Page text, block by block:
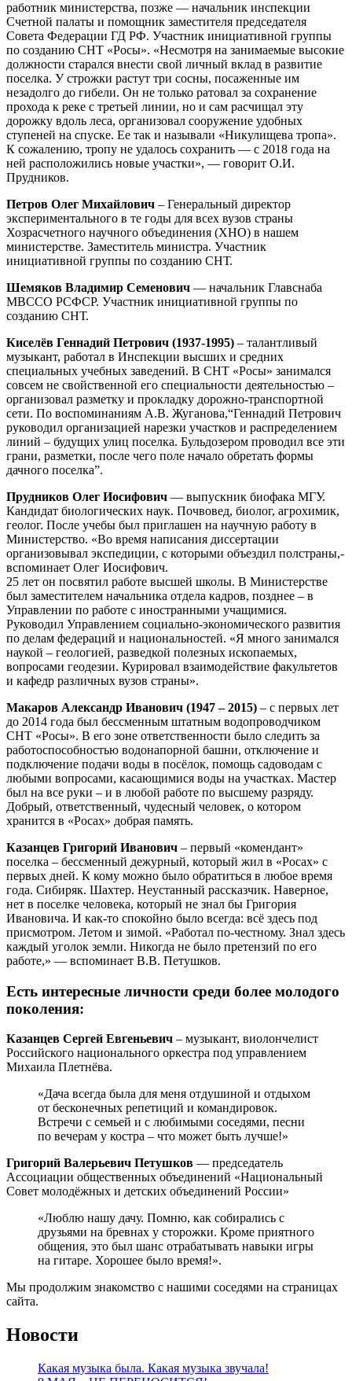
работник министерства, позже — начальник инспекции
Счетной палаты и помощник заместителя председателя
Совета Федерации ГД РФ. Участник инициативной группы
по созданию СНТ «Росы». «Несмотря на занимаемые высокие
должности старался внести свой личный вклад в развитие
поселка. У строжки растут три сосны, посаженные им
незадолго до гибели. Он не только ратовал за сохранение
прохода к реке с третьей линии, но и сам расчищал эту
дорожку вдоль леса, организовал сооружение удобных
ступеней на спуске. Ее так и называли «Никулищева тропа».
К сожалению, тропу не удалось сохранить — с 2018 года на
ней расположились новые участки», — говорит О.И.
Прудников.
Петров Олег Михайлович – Генеральный директор
экспериментального в те годы для всех вузов страны
Хозрасчетного научного объединения (ХНО) в нашем
министерстве. Заместитель министра. Участник
инициативной группы по созданию СНТ.
Шемяков Владимир Семенович — начальник Главснаба
МВССО РСФСР. Участник инициативной группы по
созданию СНТ.
Киселёв Геннадий Петрович (1937-1995) – талантливый
музыкант, работал в Инспекции высших и средних
специальных учебных заведений. В СНТ «Росы» занимался
совсем не свойственной его специальности деятельностью –
организовал разметку и прокладку дорожно-транспортной
сети. По воспоминаниям А.В. Жуганова,“Геннадий Петрович
руководил организацией нарезки участков и распределением
линий – будущих улиц поселка. Бульдозером проводил все эти
грани, разметки, после чего поле начало обретать формы
дачного поселка”.
Прудников Олег Иосифович — выпускник биофака МГУ.
Кандидат биологических наук. Почвовед, биолог, агрохимик,
геолог. После учебы был приглашен на научную работу в
Министерство. «Во время написания диссертации
организовывал экспедиции, с которыми объездил полстраны,-
вспоминает Олег Иосифович.
25 лет он посвятил работе высшей школы. В Министерстве
был заместителем начальника отдела кадров, позднее – в
Управлении по работе с иностранными учащимися.
Руководил Управлением социально-экономического развития
по делам федераций и национальностей. «Я много занимался
наукой – геологией, разведкой полезных ископаемых,
вопросами геодезии. Курировал взаимодействие факультетов
и кафедр различных вузов страны».
Макаров Александр Иванович (1947 – 2015) – с первых лет
до 2014 года был бессменным штатным водопроводчиком
СНТ «Росы». В его зоне ответственности было следить за
работоспособностью водонапорной башни, отключение и
подключение подачи воды в посёлок, помощь садоводам с
любыми вопросами, касающимися воды на участках. Мастер
был на все руки – и в любой работе по высшему разряду.
Добрый, ответственный, чудесный человек, о котором
хранится в «Росах» добрая память.
Казанцев Григорий Иванович – первый «комендант»
поселка – бессменный дежурный, который жил в «Росах» с
первых дней. К кому можно было обратиться в любое время
года. Сибиряк. Шахтер. Неустанный рассказчик. Наверное,
нет в поселке человека, который не знал бы Григория
Ивановича. И как-то спокойно было всегда: всё здесь под
присмотром. Летом и зимой. «Работал по-честному. Знал здесь
каждый уголок земли. Никогда не было претензий по его
работе,» — вспоминает В.В. Петушков.
Есть интересные личности среди более молодого
поколения:
Казанцев Сергей Евгеньевич – музыкант, виолончелист
Российского национального оркестра под управлением
Михаила Плетнёва.
«Дача всегда была для меня отдушиной и отдыхом
от бесконечных репетиций и командировок.
Встречи с семьей и с любимыми соседями, песни
по вечерам у костра – что может быть лучше!»
Григорий Валерьевич Петушков — председатель
Ассоциации общественных объединений «Национальный
Совет молодёжных и детских объединений России»
«Люблю нашу дачу. Помню, как собирались с
друзьями на бревнах у сторожки. Кроме приятного
общения, это был шанс отрабатывать навыки игры
на гитаре. Хорошее было время!».
Мы продолжим знакомство с нашими соседями на страницах
сайта.
Новости
Какая музыка была. Какая музыка звучала!